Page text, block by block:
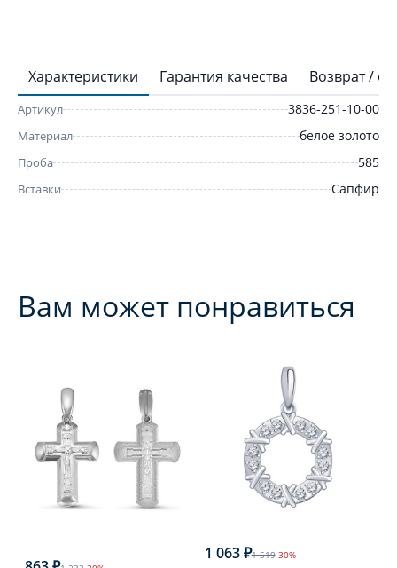
Характеристики Гарантия качества Возврат /
Артикул 3836-251-10-00
Материал белое золото
Проба 585
Вставки Сапфир
Вам может понравиться
1 063 ₽1 519-30%